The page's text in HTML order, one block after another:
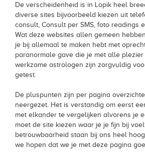
De verscheidenheid is in Lopik heel
diverse sites bijvoorbeeld kiezen uit
consult, Consult per SMS, foto readings
Wat deze websites allen gemeen
je bij allemaal te maken hebt met
paranormale gave die je met alle
werkzame astrologen zijn zorgvuldig
getest.
De pluspunten zijn per pagina
neergezet. Het is verstandig om eerst
met elkander te vergelijken alvorens je
moet de site kiezen waar je je fijn bij
betrouwbaarheid staan bij ons heel
we hopen dat we je met deze pagina